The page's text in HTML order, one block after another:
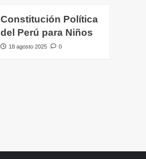
Constitución Política
del Perú para Niños
18 agosto 2025 0